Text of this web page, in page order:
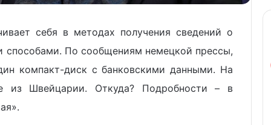
себя в методах получения сведений о
способами. По сообщениям немецкой прессы,
компакт-диск с банковскими данными. На
из Швейцарии. Откуда? Подробности – в